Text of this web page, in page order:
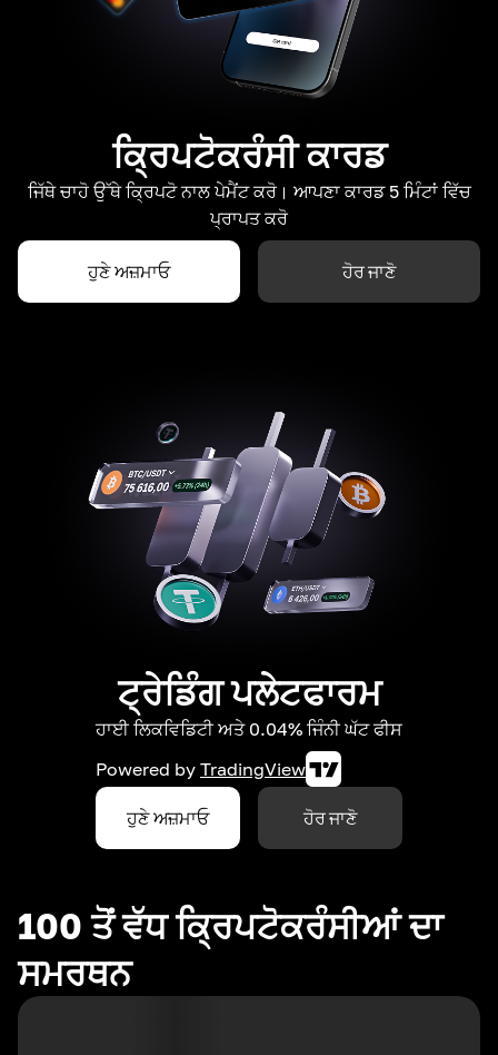
ਕ੍ਰਿਪਟੋਕਰੰਸੀ ਕਾਰਡ
ਜਿੱਥੇ ਚਾਹੋ ਉੱਥੇ ਕ੍ਰਿਪਟੋ ਨਾਲ ਪੇਮੈਂਟ ਕਰੋ। ਆਪਣਾ ਕਾਰਡ 5 ਮਿੰਟਾਂ ਵਿੱਚ
ਪ੍ਰਾਪਤ ਕਰੋ
ਹੁਣੇ ਅਜ਼ਮਾਓ ਹੋਰ ਜਾਣੋ
ਟ੍ਰੇਡਿੰਗ ਪਲੇਟਫਾਰਮ
ਹਾਈ ਲਿਕਵਿਡਿਟੀ ਅਤੇ 0.04% ਜਿੰਨੀ ਘੱਟ ਫੀਸ
Powered by TradingView
ਹੁਣੇ ਅਜ਼ਮਾਓ ਹੋਰ ਜਾਣੋ
100 ਤੋਂ ਵੱਧ ਕ੍ਰਿਪਟੋਕਰੰਸੀਆਂ ਦਾ
ਸਮਰਥਨ